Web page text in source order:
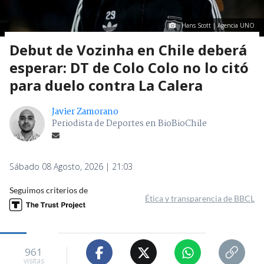
Hans Scott | Agencia UNO
Debut de Vozinha en Chile deberá
esperar: DT de Colo Colo no lo citó
para duelo contra La Calera
Javier Zamorano
Periodista de Deportes en BioBioChile
Sábado 08 Agosto, 2026 | 21:03
Seguimos criterios de
Ética y transparencia de BBCL
961
visitas